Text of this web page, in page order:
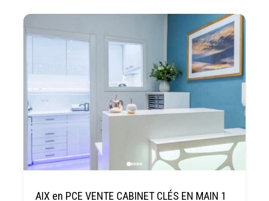
AIX en PCE VENTE CABINET CLÉS EN MAIN 1